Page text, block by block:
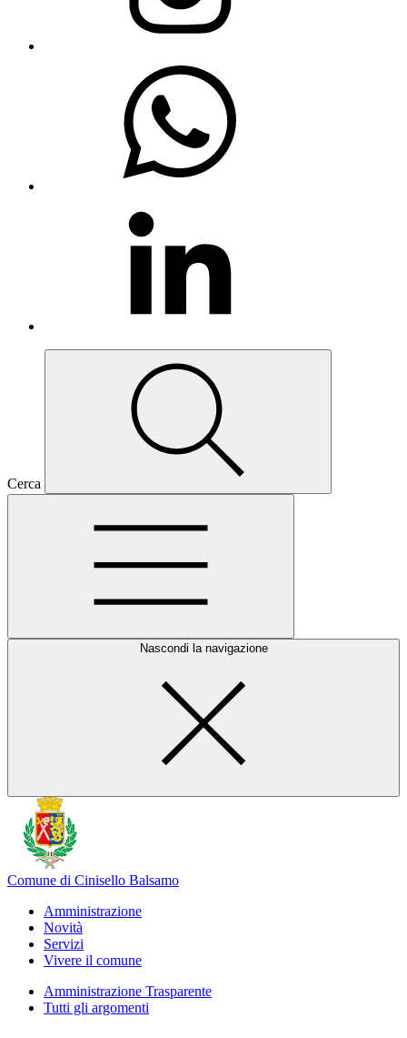
Cerca
Nascondi la navigazione
Comune di Cinisello Balsamo
Amministrazione
Novità
Servizi
Vivere il comune
Amministrazione Trasparente
Tutti gli argomenti